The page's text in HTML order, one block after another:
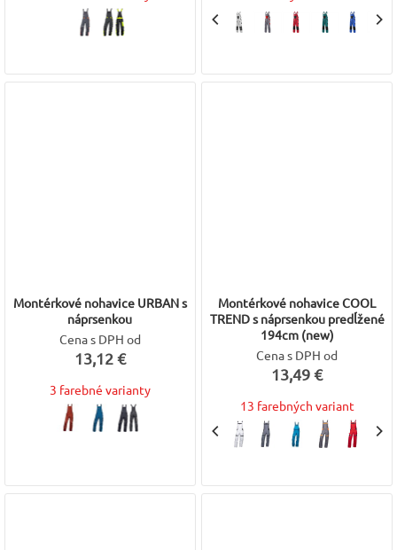
Montérkové nohavice URBAN s
náprsenkou
Cena s DPH od
13,12 €
3 farebné varianty
Montérkové nohavice COOL
TREND s náprsenkou predĺžené
194cm (new)
Cena s DPH od
13,49 €
13 farebných variant